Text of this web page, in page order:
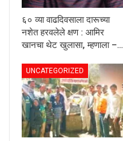
६० व्या वाढदिवसाला दारूच्या
नशेत हरवलेले क्षण : आमिर
खानचा थेट खुलासा, म्हणाला –…
UNCATEGORIZED